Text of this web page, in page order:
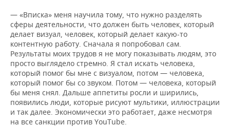
— «Вписка» меня научила тому, что нужно разделять
сферы деятельности, что должен быть человек, который
делает визуал, человек, который делает какую-то
контентную работу. Сначала я попробовал сам.
Результаты моих трудов я не могу показывать людям, это
просто выглядело стремно. Я стал искать человека,
который помог бы мне с визуалом, потом — человека,
который помог бы со звуком. Потом — человека, который
бы меня снял. Дальше аппетиты росли и ширились,
появились люди, которые рисуют мультики, иллюстрации
и так далее. Экономически это работает, даже несмотря
на все санкции против YouTube.